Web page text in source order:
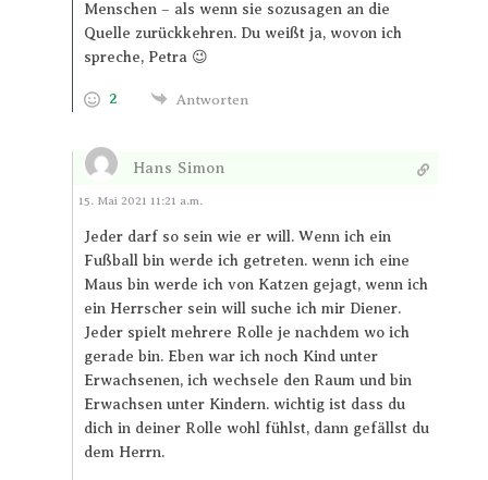
Menschen – als wenn sie sozusagen an die
Quelle zurückkehren. Du weißt ja, wovon ich
spreche, Petra 😉
2 Antworten
Hans Simon
Antworten
15. Mai 2021 11:21 a.m.
Jeder darf so sein wie er will. Wenn ich ein
Fußball bin werde ich getreten. wenn ich eine
Maus bin werde ich von Katzen gejagt, wenn ich
ein Herrscher sein will suche ich mir Diener.
Jeder spielt mehrere Rolle je nachdem wo ich
gerade bin. Eben war ich noch Kind unter
Erwachsenen, ich wechsele den Raum und bin
Erwachsen unter Kindern. wichtig ist dass du
dich in deiner Rolle wohl fühlst, dann gefällst du
dem Herrn.